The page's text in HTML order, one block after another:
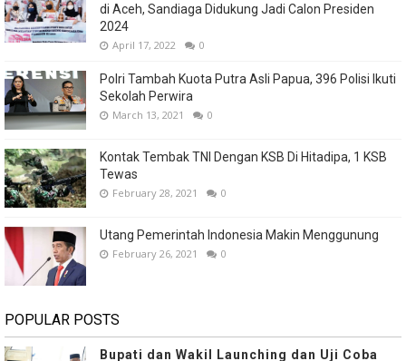
di Aceh, Sandiaga Didukung Jadi Calon Presiden
2024
April 17, 2022 0
Polri Tambah Kuota Putra Asli Papua, 396 Polisi Ikuti
Sekolah Perwira
March 13, 2021 0
Kontak Tembak TNI Dengan KSB Di Hitadipa, 1 KSB
Tewas
February 28, 2021 0
Utang Pemerintah Indonesia Makin Menggunung
February 26, 2021 0
POPULAR POSTS
Bupati dan Wakil Launching dan Uji Coba